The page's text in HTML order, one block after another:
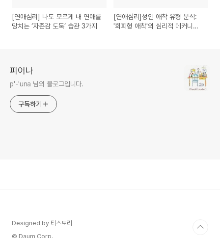
[연애심리] 나도 모르게 내 연애를
망치는 ‘자존감 도둑’ 습관 3가지
[연애심리]성인 애착 유형 분석:
'회피형 애착'의 심리적 메커니즘
피어나
p'-'una 님의 블로그입니다.
구독하기
Designed by 티스토리
© Daum Corp.